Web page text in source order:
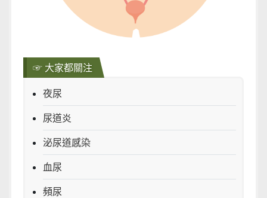
☞ 大家都關注
夜尿
尿道炎
泌尿道感染
血尿
頻尿